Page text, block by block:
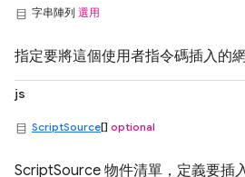
字串陣列 選用
指定要將這個使用者指令碼插入的
js
ScriptSource[] optional
ScriptSource 物件清單，定義要插